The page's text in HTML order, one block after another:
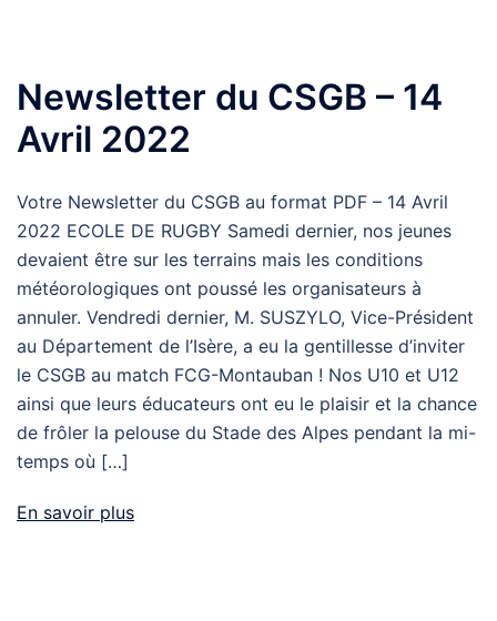
Newsletter du CSGB – 14
Avril 2022
Votre Newsletter du CSGB au format PDF – 14 Avril
2022 ECOLE DE RUGBY Samedi dernier, nos jeunes
devaient être sur les terrains mais les conditions
météorologiques ont poussé les organisateurs à
annuler. Vendredi dernier, M. SUSZYLO, Vice-Président
au Département de l’Isère, a eu la gentillesse d’inviter
le CSGB au match FCG-Montauban ! Nos U10 et U12
ainsi que leurs éducateurs ont eu le plaisir et la chance
de frôler la pelouse du Stade des Alpes pendant la mi-
temps où […]
En savoir plus